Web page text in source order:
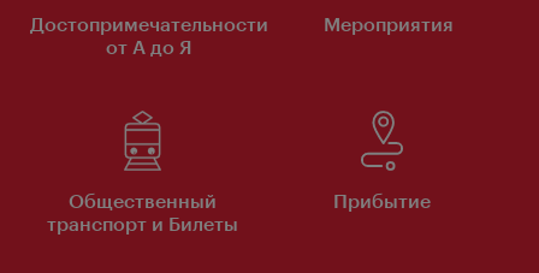
Достопримечательности
от А до Я
Мероприятия
Общественный
транспорт и Билеты
Прибытие